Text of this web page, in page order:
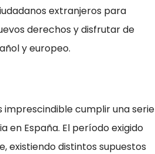
extranjeros para
derechos y disfrutar de
y europeo.
imprescindible cumplir una serie
en España. El período exigido
existiendo distintos supuestos